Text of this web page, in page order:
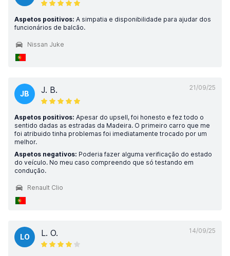
Aspetos positivos: A simpatia e disponibilidade para ajudar dos
funcionários de balcão.
Nissan Juke
21/09/25
JB J. B.
Aspetos positivos: Apesar do upsell, foi honesto e fez todo o
sentido dadas as estradas da Madeira. O primeiro carro que me
foi atribuido tinha problemas foi imediatamente trocado por um
melhor.
Aspetos negativos: Poderia fazer alguma verificação do estado
do veículo. No meu caso compreendo que só testando em
condução.
Renault Clio
14/09/25
LO L. O.